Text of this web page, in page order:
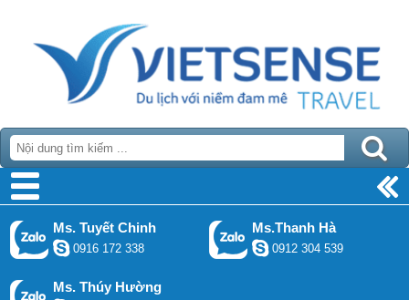
Ms. Tuyết Chinh
0916 172 338
Ms.Thanh Hà
0912 304 539
Ms. Thúy Hường